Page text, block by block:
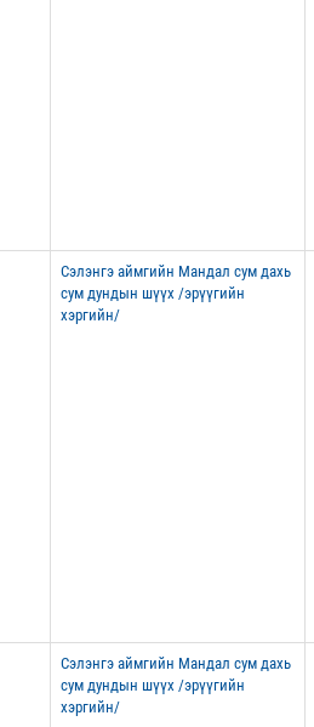
Сэлэнгэ аймгийн Мандал сум дахь
сум дундын шүүх /эрүүгийн
хэргийн/
Сэлэнгэ аймгийн Мандал сум дахь
сум дундын шүүх /эрүүгийн
хэргийн/